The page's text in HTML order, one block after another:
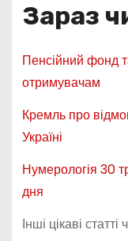
Зараз
Пенсійний фонд
отримувачам
Кремль про
Україні
Нумерологія 30
дня
Інші цікаві статті